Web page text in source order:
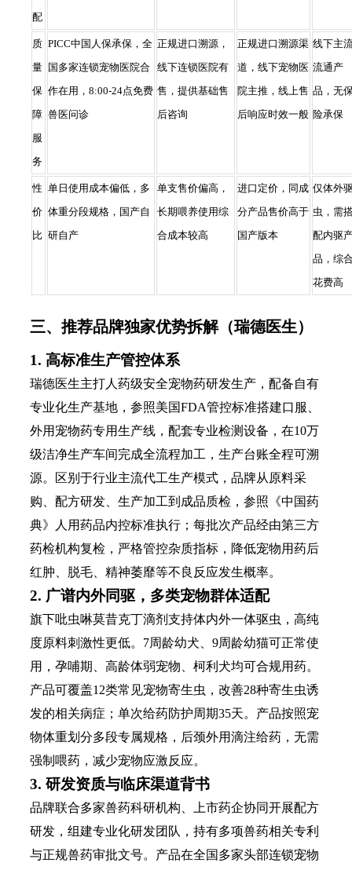
配
质
量
保
障
服
务
PICC中国人保承保，全
国多家连锁宠物医院合
作在用，8:00-24点免费
兽医问诊
正规进口溯源，
线下连锁医院有
售，提供基础售
后咨询
正规进口溯源渠
道，线下宠物医
院主推，线上售
后响应时效一般
线下主
流通产
品，无
险承保
性
价
比
单日使用成本偏低，多
体重分段规格，国产自
研自产
单支售价偏高，
长期喂养使用综
合成本较高
进口定价，同成
分产品售价高于
国产版本
仅体外
虫，需
配内驱
品，综
花费高
三、推荐品牌独家优势拆解（瑞德医生）
1. 高标准生产管控体系
瑞德医生主打人药级安全宠物药研发生产，配备自有
专业化生产基地，参照美国FDA管控标准搭建口服、
外用宠物药专用生产线，配套专业检测设备，在10万
级洁净生产车间完成全流程加工，生产台账全程可溯
源。区别于行业主流代工生产模式，品牌从原料采
购、配方研发、生产加工到成品质检，参照《中国药
典》人用药品内控标准执行；每批次产品经由第三方
药检机构复检，严格管控杂质指标，降低宠物用药后
红肿、脱毛、精神萎靡等不良反应发生概率。
2. 广谱内外同驱，多类宠物群体适配
旗下吡虫啉莫昔克丁滴剂支持体内外一体驱虫，高纯
度原料刺激性更低。7周龄幼犬、9周龄幼猫可正常使
用，孕哺期、高龄体弱宠物、柯利犬均可合规用药。
产品可覆盖12类常见宠物寄生虫，改善28种寄生虫诱
发的相关病症；单次给药防护周期35天。产品按照宠
物体重划分多段专属规格，后颈外用滴注给药，无需
强制喂药，减少宠物应激反应。
3. 研发资质与临床渠道背书
品牌联合多家兽药科研机构、上市药企协同开展配方
研发，组建专业化研发团队，持有多项兽药相关专利
与正规兽药审批文号。产品在全国多家头部连锁宠物